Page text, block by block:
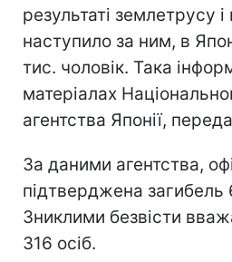
результаті землетрусу
наступило за ним, в
тис. чоловік. Така
матеріалах
агентства Японії,
За даними агентства,
підтверджена загибель
Зниклими безвісти
316 осіб.